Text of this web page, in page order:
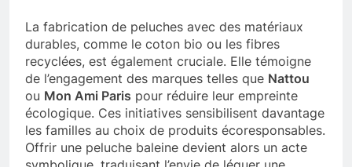
La fabrication de peluches avec des matériaux
durables, comme le coton bio ou les fibres
recyclées, est également cruciale. Elle témoigne
de l’engagement des marques telles que Nattou
ou Mon Ami Paris pour réduire leur empreinte
écologique. Ces initiatives sensibilisent davantage
les familles au choix de produits écoresponsables.
Offrir une peluche baleine devient alors un acte